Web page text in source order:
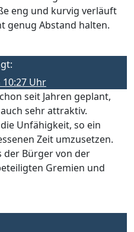
eng und kurvig verläuft
genug Abstand halten.
Uhr
seit Jahren geplant,
sehr attraktiv.
Unfähigkeit, so ein
Zeit umzusetzen.
der Bürger von der
Gremien und